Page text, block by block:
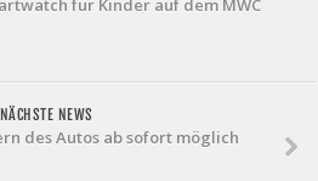
für Kinder auf dem MWC
NÄCHSTE NEWS
des Autos ab sofort möglich